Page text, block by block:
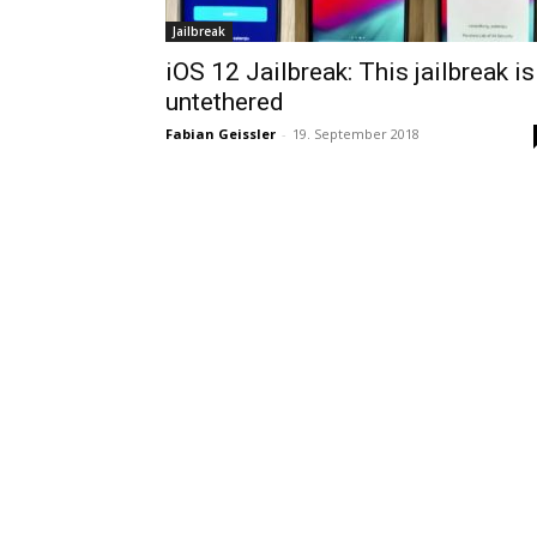
Jailbreak
iOS 12 Jailbreak: This jailbreak is
untethered
Fabian Geissler - 19. September 2018